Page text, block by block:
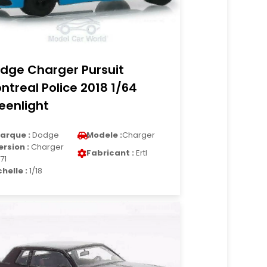
Charger Pursuit
Police 2018 1/64
: Dodge Modele :Charger
: Charger
Fabricant : Ertl
: 1/18